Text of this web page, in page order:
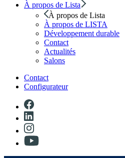
À propos de Lista
À propos de Lista
À propos de LISTA
Développement durable
Contact
Actualités
Salons
Contact
Configurateur